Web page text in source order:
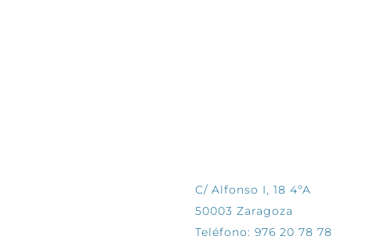
C/ Alfonso I, 18 4ºA
50003 Zaragoza
Teléfono: 976 20 78 78